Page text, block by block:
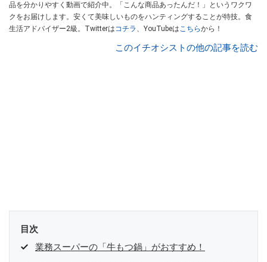
品を分かりやすく動画で紹介中。「こんな商品あったんだ！」というワクワ
クをお届けします。安くて美味しいものをハンティングすることが特技。食
生活アドバイザー2級。Twitterはコチラ 、YouTubeはこちらから！
このイチオシストの他の記事を読む
目次
業務スーパーの「牛もつ鍋」がおすすめ！